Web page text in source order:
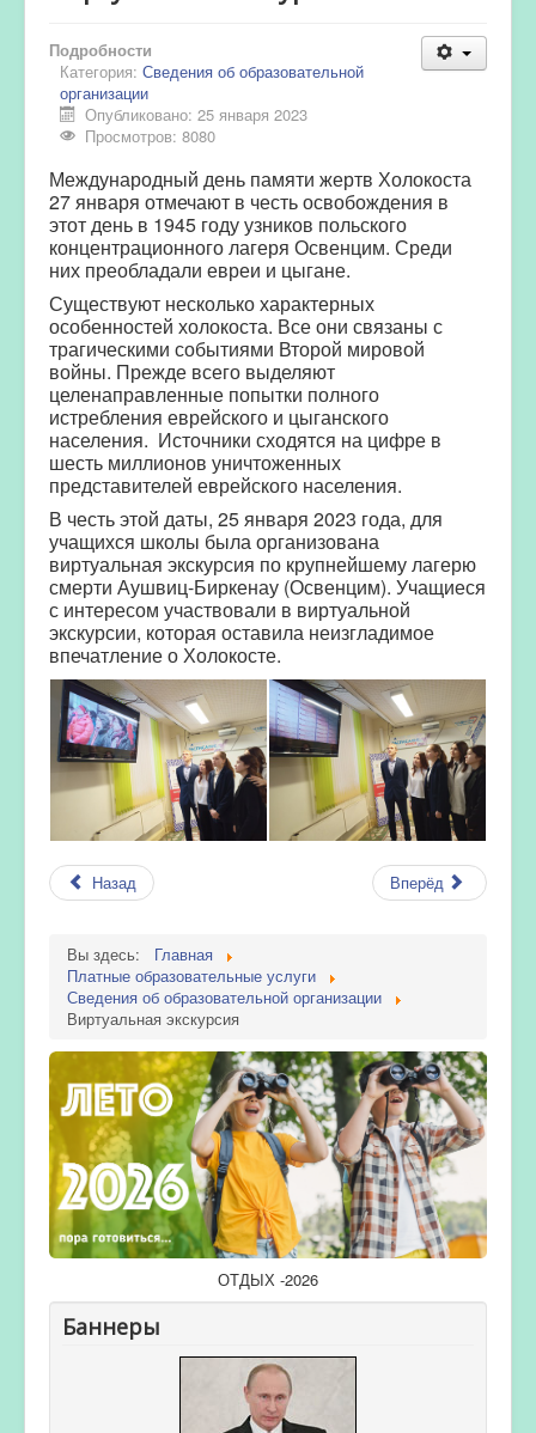
Подробности
Категория: Сведения об образовательной
организации
Опубликовано: 25 января 2023
Просмотров: 8080
Международный день памяти жертв Холокоста
27 января отмечают в честь освобождения в
этот день в 1945 году узников польского
концентрационного лагеря Освенцим. Среди
них преобладали евреи и цыгане.
Существуют несколько характерных
особенностей холокоста. Все они связаны с
трагическими событиями Второй мировой
войны. Прежде всего выделяют
целенаправленные попытки полного
истребления еврейского и цыганского
населения. Источники сходятся на цифре в
шесть миллионов уничтоженных
представителей еврейского населения.
В честь этой даты, 25 января 2023 года, для
учащихся школы была организована
виртуальная экскурсия по крупнейшему лагерю
смерти Аушвиц-Биркенау (Освенцим). Учащиеся
с интересом участвовали в виртуальной
экскурсии, которая оставила неизгладимое
впечатление о Холокосте.
Назад Вперёд
Вы здесь:
Главная
Платные образовательные услуги
Сведения об образовательной организации
Виртуальная экскурсия
ОТДЫХ -2026
Баннеры